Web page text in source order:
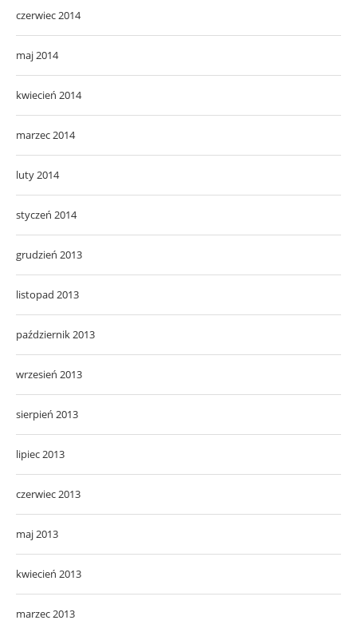
czerwiec 2014
maj 2014
kwiecień 2014
marzec 2014
luty 2014
styczeń 2014
grudzień 2013
listopad 2013
październik 2013
wrzesień 2013
sierpień 2013
lipiec 2013
czerwiec 2013
maj 2013
kwiecień 2013
marzec 2013